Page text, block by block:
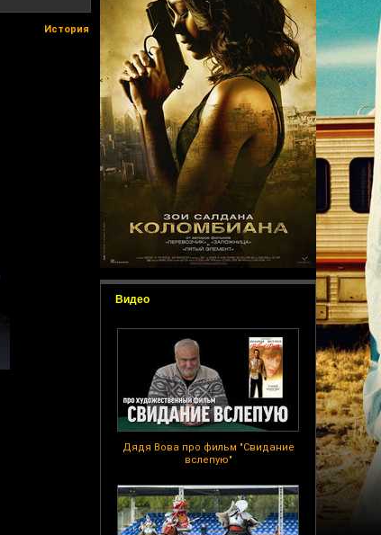
Видео
Дядя Вова про фильм "Свидание
вслепую"
История